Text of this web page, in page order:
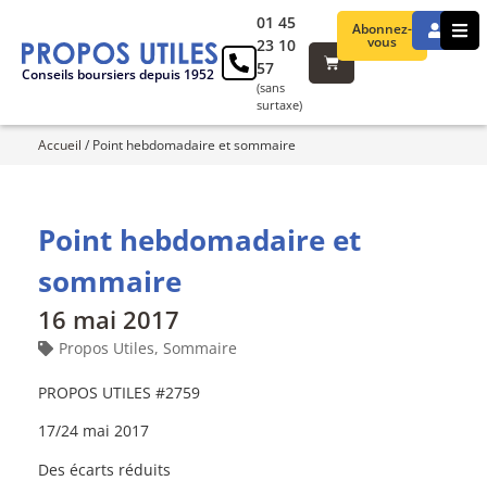
Conseils boursiers depuis 1952
Abonnez-
vous
01 45
23 10
57
(sans
surtaxe)
Accueil / Point hebdomadaire et sommaire
Point hebdomadaire et
sommaire
16 mai 2017
Propos Utiles, Sommaire
PROPOS UTILES #2759
17/24 mai 2017
Des écarts réduits